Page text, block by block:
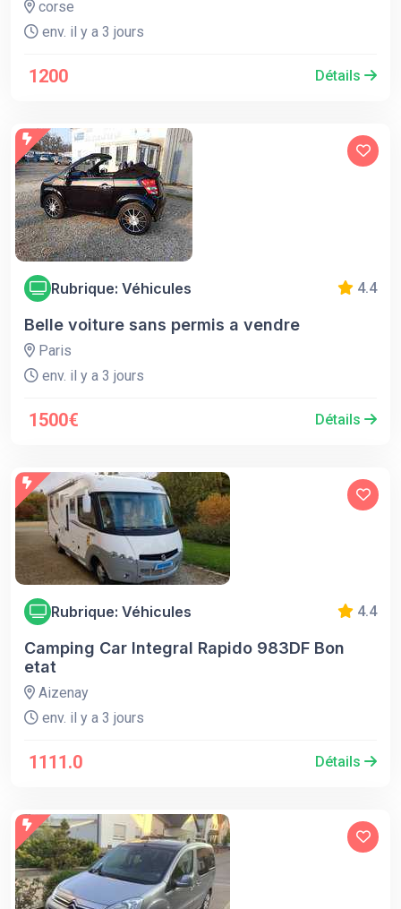
corse
env. il y a 3 jours
1200 Détails
Rubrique: Véhicules 4.4
Belle voiture sans permis a vendre
Paris
env. il y a 3 jours
1500€ Détails
Rubrique: Véhicules 4.4
Camping Car Integral Rapido 983DF Bon
etat
Aizenay
env. il y a 3 jours
1111.0 Détails